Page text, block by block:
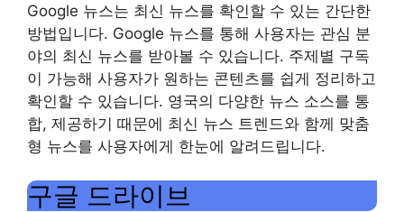
Google 뉴스는 최신 뉴스를 확인할 수 있는 간단한
방법입니다. Google 뉴스를 통해 사용자는 관심 분
야의 최신 뉴스를 받아볼 수 있습니다. 주제별 구독
이 가능해 사용자가 원하는 콘텐츠를 쉽게 정리하고
확인할 수 있습니다. 영국의 다양한 뉴스 소스를 통
합, 제공하기 때문에 최신 뉴스 트렌드와 함께 맞춤
형 뉴스를 사용자에게 한눈에 알려드립니다.
구글 드라이브